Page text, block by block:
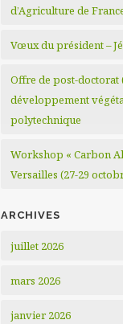
d’Agriculture de
Vœux du président –
Offre de post-doctorat
développement
polytechnique
Workshop « Carbon
Versailles (27-29
ARCHIVES
juillet 2026
mars 2026
janvier 2026